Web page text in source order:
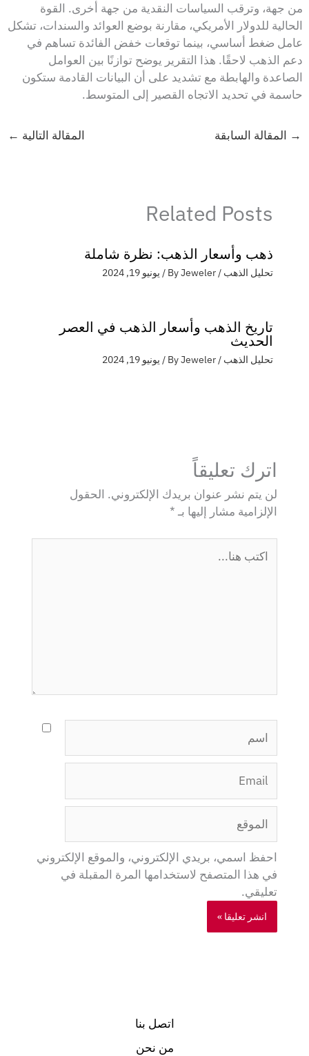
من جهة، وترقب السياسات النقدية من جهة أخرى. القوة
الحالية للدولار الأمريكي، مقارنة بوضع العوائد والسندات، تشكل
عامل ضغط أساسي، بينما توقعات خفض الفائدة تساهم في
دعم الذهب لاحقًا. هذا التقرير يوضح توازنًا بين العوامل
الصاعدة والهابطة مع تشديد على أن البيانات القادمة ستكون
حاسمة في تحديد الاتجاه القصير إلى المتوسط.
→ المقالة السابقة المقالة التالية ←
Related Posts
ذهب وأسعار الذهب: نظرة شاملة
تحليل الذهب / By
Jeweler
/ يونيو 19, 2024
تاريخ الذهب وأسعار الذهب في العصر
الحديث
تحليل الذهب / By
Jeweler
/ يونيو 19, 2024
اترك تعليقاً
لن يتم نشر عنوان بريدك الإلكتروني. الحقول
الإلزامية مشار إليها بـ *
هنا...
احفظ اسمي، بريدي الإلكتروني، والموقع الإلكتروني
في هذا المتصفح لاستخدامها المرة المقبلة في
تعليقي.
اتصل بنا
من نحن